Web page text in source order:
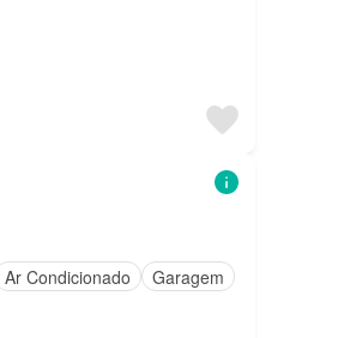
Ar Condicionado Garagem